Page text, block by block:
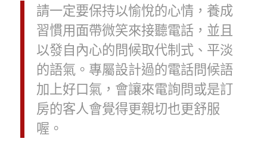
請一定要保持以愉悅的心情，養成
習慣用面帶微笑來接聽電話，並且
以發自內心的問候取代制式、平淡
的語氣。專屬設計過的電話問候語
加上好口氣，會讓來電詢問或是訂
房的客人會覺得更親切也更舒服
喔。